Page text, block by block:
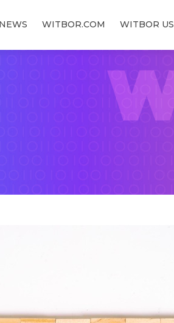
WITBOR.COM WITBOR US